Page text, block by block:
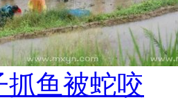
抓鱼被蛇咬